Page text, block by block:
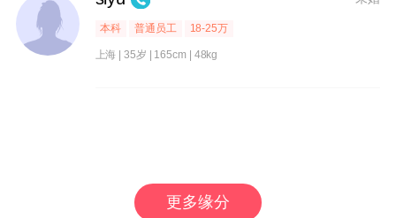
本科 普通员工 18-25万
上海 | 35岁 | 165cm | 48kg
更多缘分